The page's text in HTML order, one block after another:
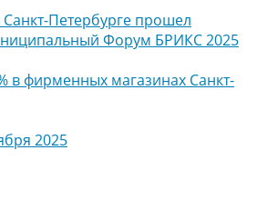
Петербурге прошел
Форум БРИКС 2025
в фирменных магазинах Санкт-
2025